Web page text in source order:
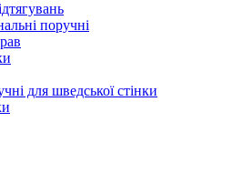
поручні
для шведської стінки